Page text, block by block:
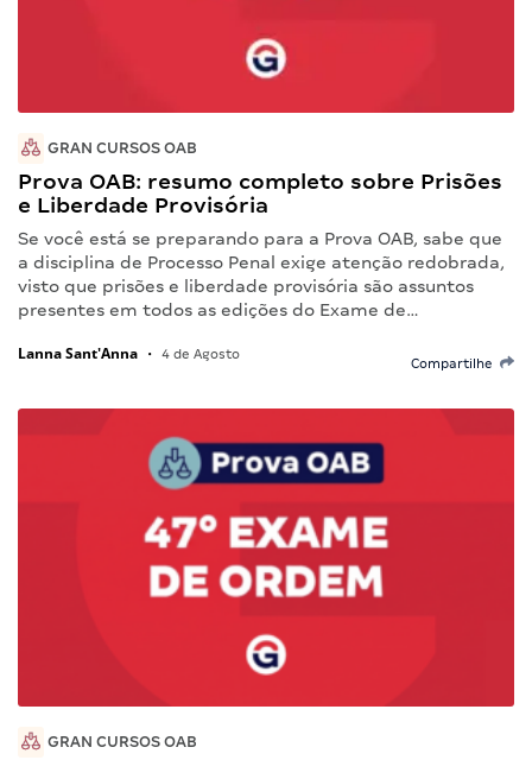
GRAN CURSOS OAB
Prova OAB: resumo completo sobre Prisões
e Liberdade Provisória
Se você está se preparando para a Prova OAB, sabe que
a disciplina de Processo Penal exige atenção redobrada,
visto que prisões e liberdade provisória são assuntos
presentes em todos as edições do Exame de…
Lanna Sant'Anna • 4 de Agosto
Compartilhe
GRAN CURSOS OAB